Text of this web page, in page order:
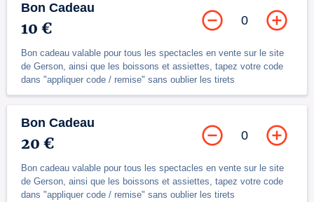
Bon Cadeau
10 €
Bon cadeau valable pour tous les spectacles en vente sur le site
de Gerson, ainsi que les boissons et assiettes, tapez votre code
dans "appliquer code / remise" sans oublier les tirets
0
Bon Cadeau
20 €
Bon cadeau valable pour tous les spectacles en vente sur le site
de Gerson, ainsi que les boissons et assiettes, tapez votre code
dans "appliquer code / remise" sans oublier les tirets
0